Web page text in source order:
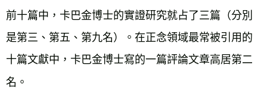
前十篇中，卡巴金博士的實證研究就占了三篇（分別
是第三、第五、第九名）。在正念領域最常被引用的
十篇文獻中，卡巴金博士寫的一篇評論文章高居第二
名。